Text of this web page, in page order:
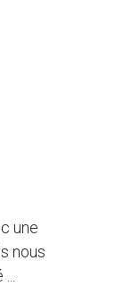
une
nous